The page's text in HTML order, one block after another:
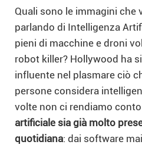
Quali sono le immagini che
parlando di Intelligenza
pieni di macchine e droni
robot killer? Hollywood ha
influente nel plasmare ciò
persone considera
volte non ci rendiamo
artificiale sia già molto
quotidiana: dai software